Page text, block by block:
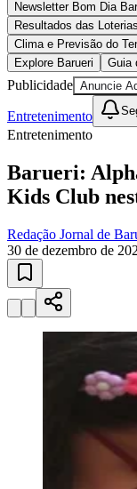
Vitória
10 anos de JB novo
10 anos de JB
Esportes ao
atualizadas
Paulistão,
real, classificação e
Acompanhar
Newsletter Bom Dia
Clima e Previsão do
Guia
Anuncie